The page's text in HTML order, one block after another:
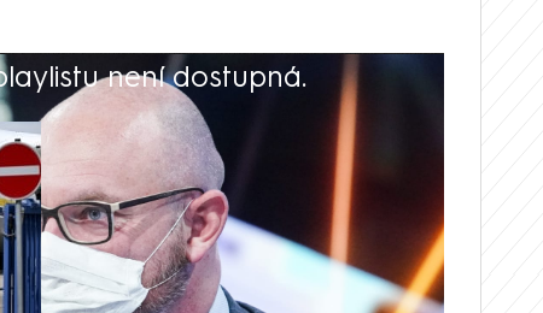
není dostupná.